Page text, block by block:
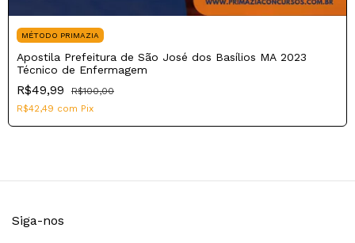
MÉTODO PRIMAZIA
Apostila Prefeitura de São José dos Basílios MA 2023
Técnico de Enfermagem
R$49,99
R$100,00
R$42,49 com Pix
Siga-nos